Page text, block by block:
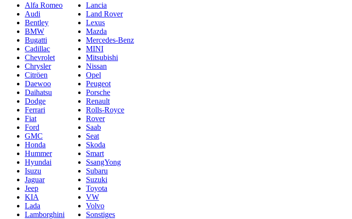
Alfa Romeo
Audi
Bentley
BMW
Bugatti
Cadillac
Chevrolet
Chrysler
Citröen
Daewoo
Daihatsu
Dodge
Ferrari
Fiat
Ford
GMC
Honda
Hummer
Hyundai
Isuzu
Jaguar
Jeep
KIA
Lada
Lamborghini
Lancia
Land Rover
Lexus
Mazda
Mercedes-Benz
MINI
Mitsubishi
Nissan
Opel
Peugeot
Porsche
Renault
Rolls-Royce
Rover
Saab
Seat
Skoda
Smart
SsangYong
Subaru
Suzuki
Toyota
VW
Volvo
Sonstiges